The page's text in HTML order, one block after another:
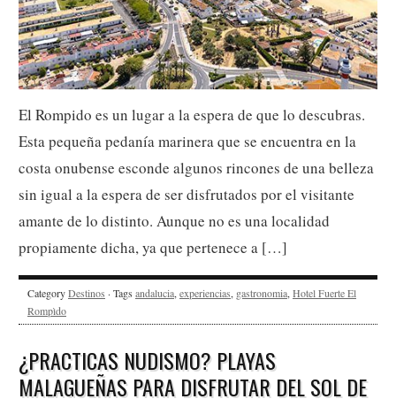
El Rompido es un lugar a la espera de que lo descubras.
Esta pequeña pedanía marinera que se encuentra en la
costa onubense esconde algunos rincones de una belleza
sin igual a la espera de ser disfrutados por el visitante
amante de lo distinto. Aunque no es una localidad
propiamente dicha, ya que pertenece a […]
CategoryDestinos · Tags andalucia,experiencias, gastronomia,Hotel Fuerte El
Rompìdo
¿PRACTICAS NUDISMO? PLAYAS
MALAGUEÑAS PARA DISFRUTAR DEL SOL DE